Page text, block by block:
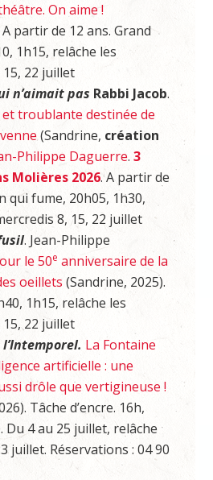
On aime !
A partir de 12 ans. Grand
1h15, relâche les
22 juillet
n’aimait pas Rabbi Jacob.
et troublante destinée de
(Sandrine, création
Philippe Daguerre.3
Molières 2026. A partir de
qui fume, 20h05, 1h30,
8, 15, 22 juillet
. Jean-Philippe
le 50e anniversaire de la
oeillets(Sandrine, 2025).
1h15, relâche les
22 juillet
La Fontaine
artificielle : une
drôle que vertigineuse !
Tâche d’encre. 16h,
Du 4 au 25 juillet, relâche
juillet. Réservations : 04 90